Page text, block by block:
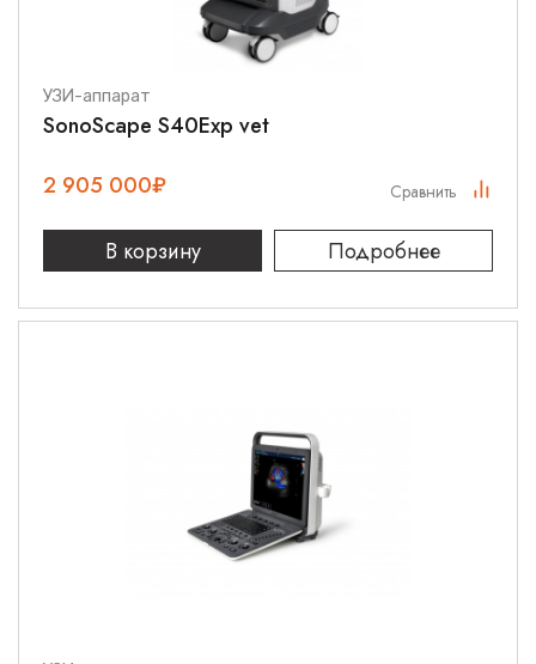
УЗИ-аппарат
SonoScape S40Exp vet
2 905 000₽
В корзину Подробнее
Сравнить